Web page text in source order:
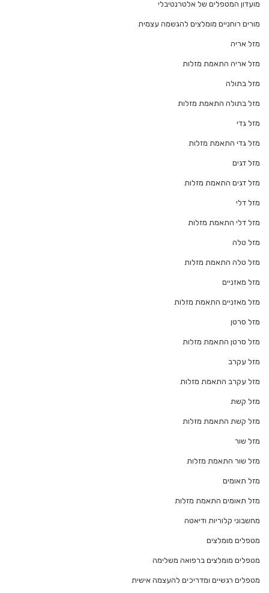
מועדון המטפלים של אלטרנטיבלי
מורים רוחניים מומלצים להגשמה עצמית
מזל אריה
מזל אריה התאמת מזלות
מזל בתולה
מזל בתולה התאמת מזלות
מזל גדי
מזל גדי התאמת מזלות
מזל דגים
מזל דגים התאמת מזלות
מזל דלי
מזל דלי התאמת מזלות
מזל טלה
מזל טלה התאמת מזלות
מזל מאזניים
מזל מאזניים התאמת מזלות
מזל סרטן
מזל סרטן התאמת מזלות
מזל עקרב
מזל עקרב התאמת מזלות
מזל קשת
מזל קשת התאמת מזלות
מזל שור
מזל שור התאמת מזלות
מזל תאומים
מזל תאומים התאמת מזלות
מחשבוני קלוריות ודיאטה
מטפלים מומלצים
מטפלים מומלצים ברפואה משלימה
מטפלים רגשיים ומדריכים להעצמה אישית